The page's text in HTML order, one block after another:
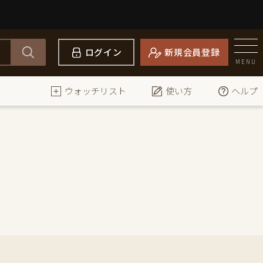
ログイン 新規会員登録
MENU
ウォッチリスト 使い方 ヘルプ